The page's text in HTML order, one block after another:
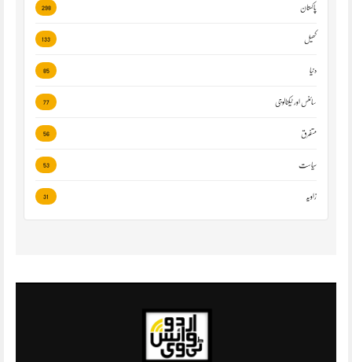
پاکستان 298
کھیل 133
دنیا 85
سائنس اور ٹیکنالوجی 77
متفرق 56
سیاست 53
زاویہ 31